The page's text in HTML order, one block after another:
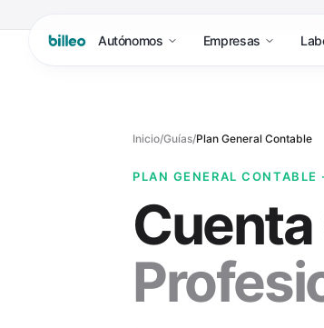
Autónomos Empresas
Inicio/Guías/Plan General Contable
PLAN GENERAL CONTABLE
Cuenta